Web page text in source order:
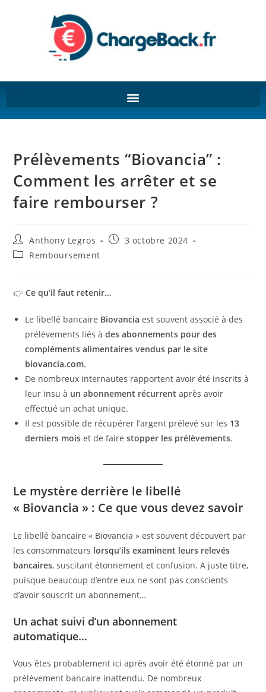
Prélèvements “Biovancia” :
Comment les arrêter et se
faire rembourser ?
Anthony Legros
3 octobre 2024
Remboursement
👉Ce qu’il faut retenir…
Le libellé bancaire Biovancia est souvent associé à des
prélèvements liés àdes abonnements pour des
compléments alimentaires vendus par le site
biovancia.com.
De nombreux internautes rapportent avoir été inscrits à
leur insu à un abonnement récurrent après avoir
effectué un achat unique.
Il est possible de récupérer l’argent prélevé sur les 13
derniers mois et de fairestopper les prélèvements.
Le mystère derrière le libellé
« Biovancia » : Ce que vous devez savoir
Le libellé bancaire « Biovancia » est souvent découvert par
les consommateurs lorsqu’ils examinent leurs relevés
bancaires, suscitant étonnement et confusion. A juste titre,
puisque beaucoup d’entre eux ne sont pas conscients
d’avoir souscrit un abonnement…
Un achat suivi d’un abonnement
automatique…
Vous êtes probablement ici après avoir été étonné par un
prélèvement bancaire inattendu. De nombreux